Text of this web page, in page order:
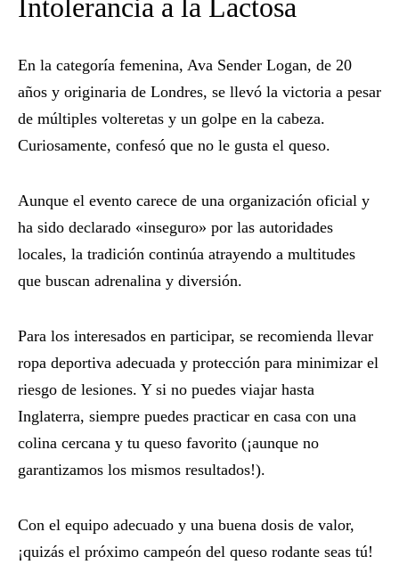
Intolerancia a la Lactosa
En la categoría femenina, Ava Sender Logan, de 20
años y originaria de Londres, se llevó la victoria a pesar
de múltiples volteretas y un golpe en la cabeza.
Curiosamente, confesó que no le gusta el queso.
Aunque el evento carece de una organización oficial y
ha sido declarado «inseguro» por las autoridades
locales, la tradición continúa atrayendo a multitudes
que buscan adrenalina y diversión.
Para los interesados en participar, se recomienda llevar
ropa deportiva adecuada y protección para minimizar el
riesgo de lesiones. Y si no puedes viajar hasta
Inglaterra, siempre puedes practicar en casa con una
colina cercana y tu queso favorito (¡aunque no
garantizamos los mismos resultados!).
Con el equipo adecuado y una buena dosis de valor,
¡quizás el próximo campeón del queso rodante seas tú!